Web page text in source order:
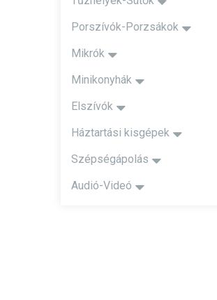
Porszívók-Porzsákok
Mikrók
Minikonyhák
Elszívók
Háztartási kisgépek
Szépségápolás
Audió-Videó